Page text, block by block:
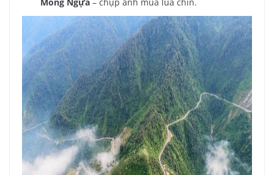
Móng Ngựa – chụp ảnh mùa lúa chín.